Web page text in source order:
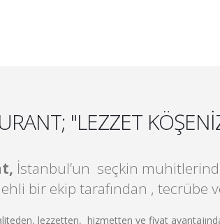
"LEZZET
İstanbul’un seçkin
bir ekip tarafından , tecrübe
lezzetten, hizmetten ve fiyat